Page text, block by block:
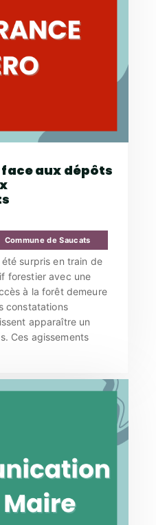
aux dépôts
Commune de Saucats
surpris en train de
forestier avec une
à la forêt demeure
constatations
apparaître un
Ces agissements